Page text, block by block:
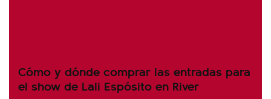
Cómo y dónde comprar las entradas para
el show de Lali Espósito en River